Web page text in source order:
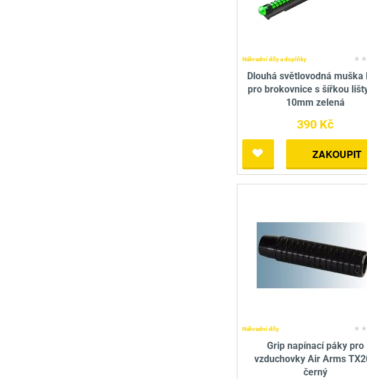
Náhradní díly a doplňky
Dlouhá světlovodná muška
pro brokovnice s šířkou
10mm zelená
390 Kč
ZAKOUPIT
Náhradní díly
Grip napínací páky pro
vzduchovky Air Arms
černý